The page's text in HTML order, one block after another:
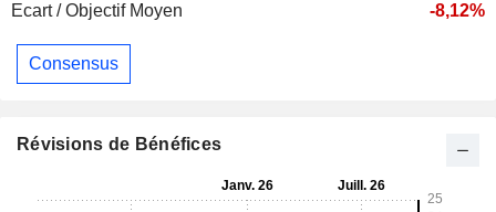
Ecart / Objectif Moyen
-8,12%
Consensus
Révisions de Bénéfices